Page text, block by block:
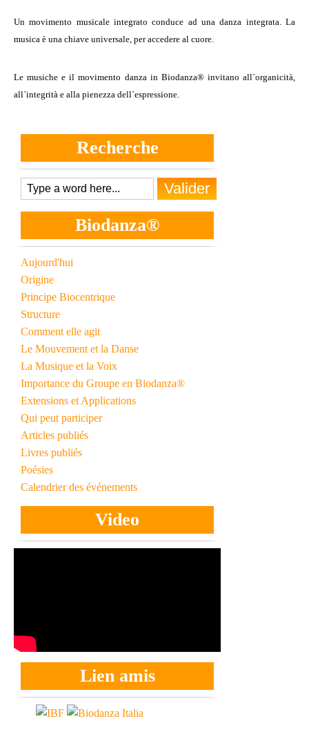
Un movimento musicale integrato conduce ad una danza integrata. La
musica è una chiave universale, per accedere al cuore.
Le musiche e il movimento danza in Biodanza® invitano all`organicità,
all`integrità e alla pienezza dell`espressione.
Recherche
Biodanza®
Aujourd'hui
Origine
Principe Biocentrique
Structure
Comment elle agit
Le Mouvement et la Danse
La Musique et la Voix
Importance du Groupe en Biodanza®
Extensions et Applications
Qui peut participer
Articles publiés
Livres publiés
Poésies
Calendrier des événements
Video
Lien amis